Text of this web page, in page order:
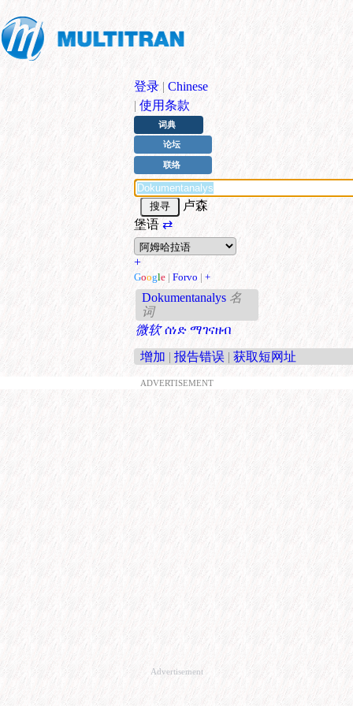
登录 | Chinese
| 使用条款
词典
论坛
联络
卢森
堡语⇄
+
Google | Forvo | +
Dokumentanalys 名
词
微软 ሰነድ ማገናዘብ
增加 | 报告错误 | 获取短网址
ADVERTISEMENT
Advertisement